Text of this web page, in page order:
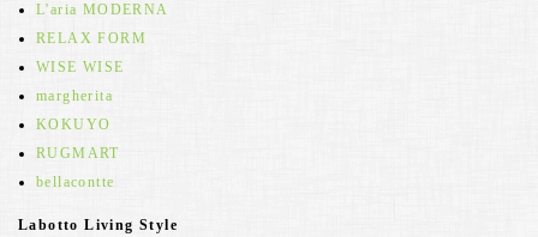
L'aria MODERNA
RELAX FORM
WISE WISE
margherita
KOKUYO
RUGMART
bellacontte
Labotto Living Style